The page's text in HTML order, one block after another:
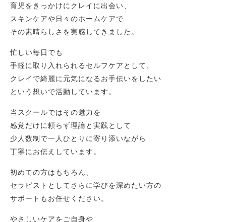
育児をきっかけにクレイに出会い、
スキンケアや日々のホームケアで
その素晴らしさを実感してきました。
忙しい毎日でも
手軽に取り入れられるセルフケアとして、
クレイで綺麗に元気になるお手伝いをしたい
という想いで活動しています。
当スクールではその魅力を
感覚だけに頼らず理論と実践として
少人数制で一人ひとりに寄り添いながら
丁寧にお伝えしています。
初めての方はもちろん、
セラピストとしてさらに学びを深めたい方の
サポートもお任せください。
やさしいケアをご自身や